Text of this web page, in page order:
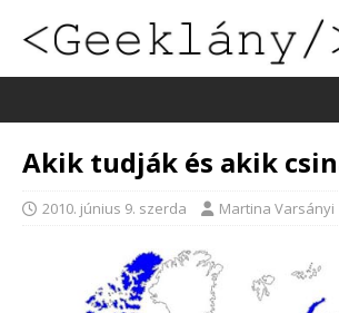
Akik tudják és akik
2010. június 9. szerda Martina Varsányi